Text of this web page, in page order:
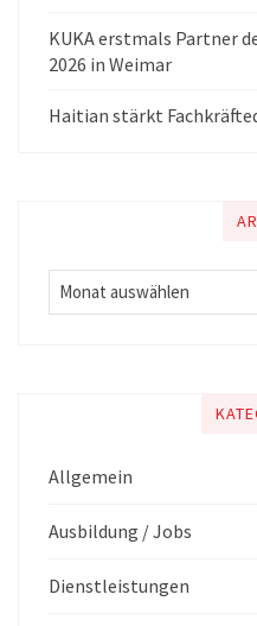
KUKA erstmals Partner
2026 in Weimar
Haitian stärkt
Allgemein
Ausbildung / Jobs
Dienstleistungen